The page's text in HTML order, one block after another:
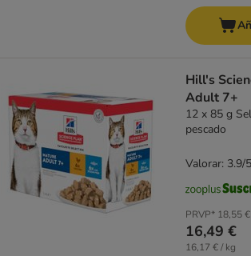
Hill's
Adult 7+
12 x 85 g
pescado
PRVP* 18,55 €
16,49 €
16,17 € / kg
Valorar: 3.9/5